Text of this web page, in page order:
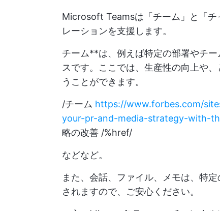
Microsoft Teamsは「チーム」と「チ
レーションを支援します。
チーム**は、例えば特定の部署やチ
スです。ここでは、生産性の向上や
うことができます。
/チーム https://www.forbes.com/
your-pr-and-media-strategy-with-
略の改善 /%href/
などなど。
また、会話、ファイル、メモは、特
されますので、ご安心ください。